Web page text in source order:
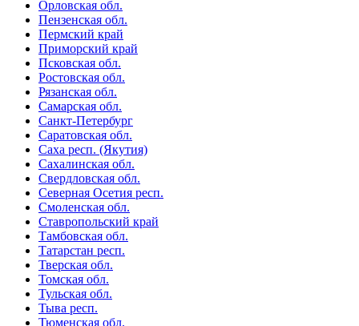
Орловская обл.
Пензенская обл.
Пермский край
Приморский край
Псковская обл.
Ростовская обл.
Рязанская обл.
Самарская обл.
Санкт-Петербург
Саратовская обл.
Саха респ. (Якутия)
Сахалинская обл.
Свердловская обл.
Северная Осетия респ.
Смоленская обл.
Ставропольский край
Тамбовская обл.
Татарстан респ.
Тверская обл.
Томская обл.
Тульская обл.
Тыва респ.
Тюменская обл.